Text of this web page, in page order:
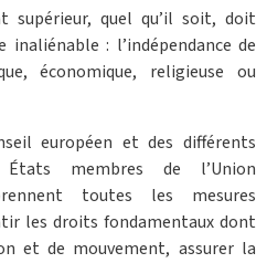
supérieur, quel qu’il soit, doit
inaliénable : l’indépendance de
économique, religieuse ou
européen et des différents
États membres de l’Union
toutes les mesures
les droits fondamentaux dont
et de mouvement, assurer la